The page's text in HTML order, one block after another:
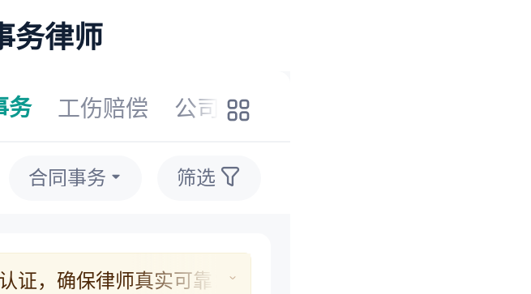
务律师
务 工伤赔偿 公司经营
合同事务 筛选
证，确保律师真实可靠：